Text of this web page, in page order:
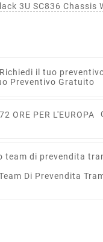
3U SC836 Chassis
Preventivo Gratuito
Di Prevendita